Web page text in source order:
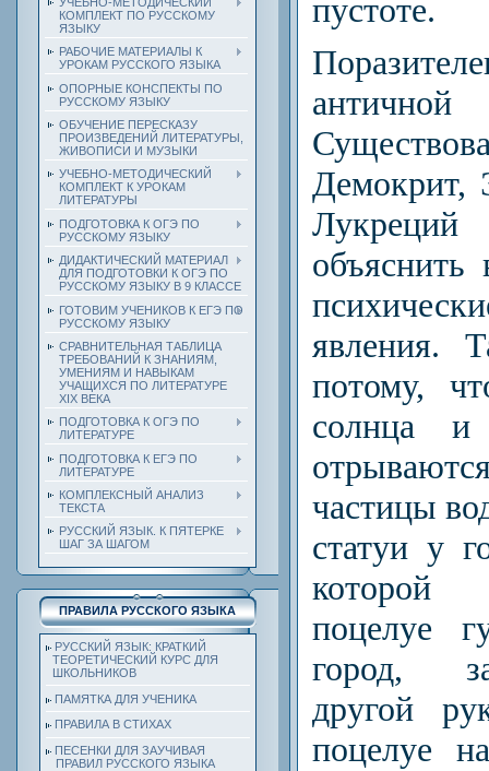
КОМПЛЕКТ ПО РУССКОМУ
ЯЗЫКУ
РАБОЧИЕ МАТЕРИАЛЫ К
УРОКАМ РУССКОГО ЯЗЫКА
ОПОРНЫЕ КОНСПЕКТЫ ПО
РУССКОМУ ЯЗЫКУ
ОБУЧЕНИЕ ПЕРЕСКАЗУ
ПРОИЗВЕДЕНИЙ ЛИТЕРАТУРЫ,
ЖИВОПИСИ И МУЗЫКИ
УЧЕБНО-МЕТОДИЧЕСКИЙ
КОМПЛЕКТ К УРОКАМ
ЛИТЕРАТУРЫ
ПОДГОТОВКА К ОГЭ ПО
РУССКОМУ ЯЗЫКУ
ДИДАКТИЧЕСКИЙ МАТЕРИАЛ
ДЛЯ ПОДГОТОВКИ К ОГЭ ПО
РУССКОМУ ЯЗЫКУ В 9 КЛАССЕ
ГОТОВИМ УЧЕНИКОВ К ЕГЭ ПО
РУССКОМУ ЯЗЫКУ
СРАВНИТЕЛЬНАЯ ТАБЛИЦА
ТРЕБОВАНИЙ К ЗНАНИЯМ,
УМЕНИЯМ И НАВЫКАМ
УЧАЩИХСЯ ПО ЛИТЕРАТУРЕ
ХIХ ВЕКА
ПОДГОТОВКА К ОГЭ ПО
ЛИТЕРАТУРЕ
ПОДГОТОВКА К ЕГЭ ПО
ЛИТЕРАТУРЕ
КОМПЛЕКСНЫЙ АНАЛИЗ
ТЕКСТА
РУССКИЙ ЯЗЫК. К ПЯТЕРКЕ
ШАГ ЗА ШАГОМ
ПРАВИЛА РУССКОГО ЯЗЫКА
РУССКИЙ ЯЗЫК: КРАТКИЙ
ТЕОРЕТИЧЕСКИЙ КУРС ДЛЯ
ШКОЛЬНИКОВ
ПАМЯТКА ДЛЯ УЧЕНИКА
ПРАВИЛА В СТИХАХ
ПЕСЕНКИ ДЛЯ ЗАУЧИВАЯ
ПРАВИЛ РУССКОГО ЯЗЫКА
пустоте.
Демокрит,
объяснить
явления.
потому,
солнца
частицы
ста­туи у
которой
поцелуе
город,
другой
поцелуе